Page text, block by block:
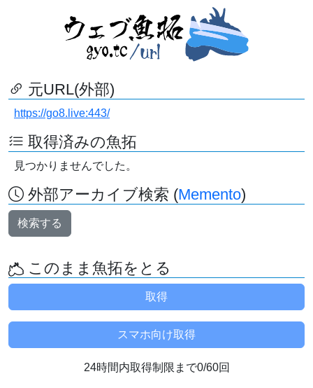
元URL(外部)
https://go8.live:443/
取得済みの魚拓
見つかりませんでした。
外部アーカイブ検索 (Memento)
検索する
このまま魚拓をとる
24時間内取得制限まで0/60回